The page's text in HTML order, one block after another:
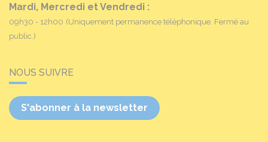
Mardi, Mercredi et Vendredi :
09h30 - 12h00 (Uniquement permanence téléphonique. Fermé au
public.)
NOUS SUIVRE
S'abonner à la newsletter